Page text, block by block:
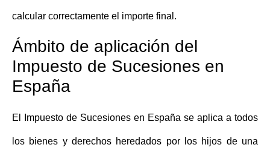
calcular correctamente el importe final.
Ámbito de aplicación del
Impuesto de Sucesiones en
España
El Impuesto de Sucesiones en España se aplica a todos
los bienes y derechos heredados por los hijos de una